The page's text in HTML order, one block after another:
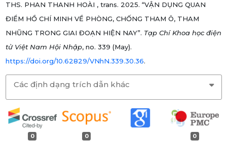
THS. PHAN THANH HOÀI , trans. 2025. “VẬN DỤNG QUAN
ĐIỂM HỒ CHÍ MINH VỀ PHÒNG, CHỐNG THAM Ô, THAM
NHŨNG TRONG GIAI ĐOẠN HIỆN NAY”. Tạp Chí Khoa học điện
tử Việt Nam Hội Nhập, no. 339 (May).
https://doi.org/10.62829/VNhN.339.30.36.
Các định dạng trích dẫn khác
0 0 0